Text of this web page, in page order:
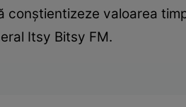
conştientizeze valoarea
Itsy Bitsy FM.